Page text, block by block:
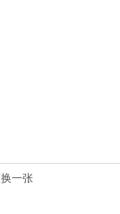
一张